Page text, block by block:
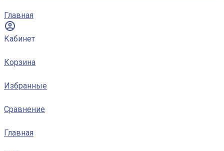
Главная
Кабинет
Корзина
Избранные
Сравнение
Главная